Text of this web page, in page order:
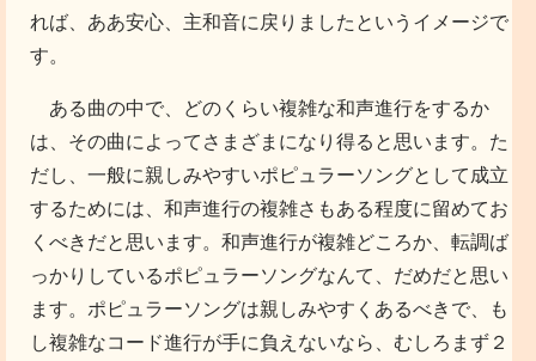
れば、ああ安心、主和音に戻りましたというイメージで
す。
ある曲の中で、どのくらい複雑な和声進行をするか
は、その曲によってさまざまになり得ると思います。た
だし、一般に親しみやすいポピュラーソングとして成立
するためには、和声進行の複雑さもある程度に留めてお
くべきだと思います。和声進行が複雑どころか、転調ば
っかりしているポピュラーソングなんて、だめだと思い
ます。ポピュラーソングは親しみやすくあるべきで、も
し複雑なコード進行が手に負えないなら、むしろまず２